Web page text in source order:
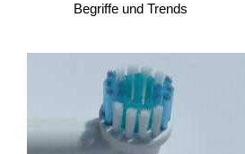
Begriffe und Trends